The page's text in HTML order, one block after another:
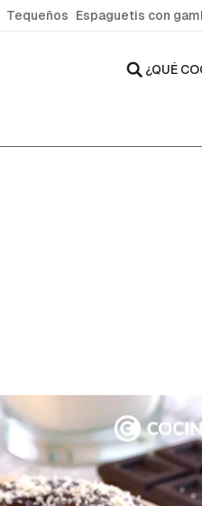
Tequeños Espaguetis con
¿QUÉ